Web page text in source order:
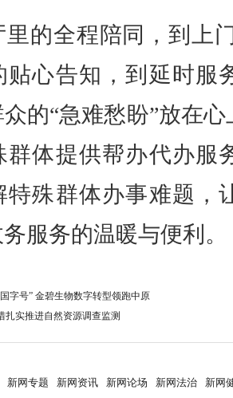
全程陪同，到上
贴心告知，到延时服
的“急难愁盼”放在
群体提供帮办代办服
特殊群体办事难题，
服务的温暖与便利。
字号” 金碧生物数字转型领跑中原
扎实推进自然资源调查监测
新网专题 新网资讯 新网论场 新网法治 新网